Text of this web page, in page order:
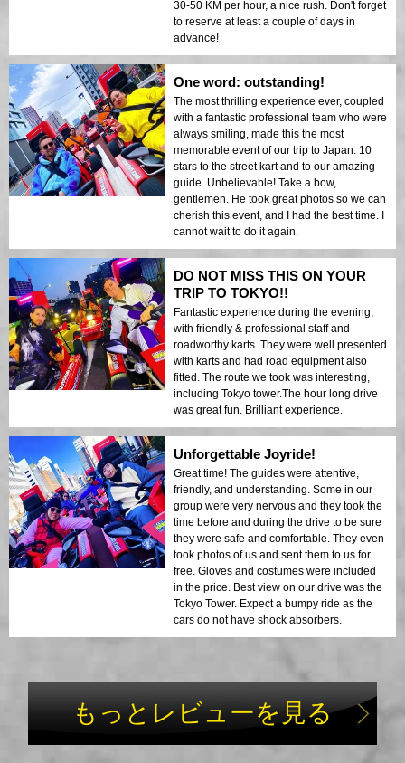
30-50 KM per hour, a nice rush. Don't forget
to reserve at least a couple of days in
advance!
One word: outstanding!
The most thrilling experience ever, coupled
with a fantastic professional team who were
always smiling, made this the most
memorable event of our trip to Japan. 10
stars to the street kart and to our amazing
guide. Unbelievable! Take a bow,
gentlemen. He took great photos so we can
cherish this event, and I had the best time. I
cannot wait to do it again.
DO NOT MISS THIS ON YOUR
TRIP TO TOKYO!!
Fantastic experience during the evening,
with friendly & professional staff and
roadworthy karts. They were well presented
with karts and had road equipment also
fitted. The route we took was interesting,
including Tokyo tower.The hour long drive
was great fun. Brilliant experience.
Unforgettable Joyride!
Great time! The guides were attentive,
friendly, and understanding. Some in our
group were very nervous and they took the
time before and during the drive to be sure
they were safe and comfortable. They even
took photos of us and sent them to us for
free. Gloves and costumes were included
in the price. Best view on our drive was the
Tokyo Tower. Expect a bumpy ride as the
cars do not have shock absorbers.
もっとレビューを見る